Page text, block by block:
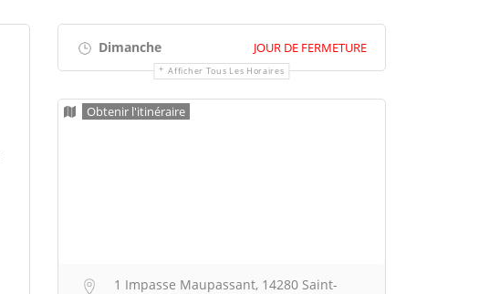
Dimanche JOUR DE FERMETURE
Afficher Tous Les Horaires
Obtenir l'itinéraire
1 Impasse Maupassant, 14280 Saint-